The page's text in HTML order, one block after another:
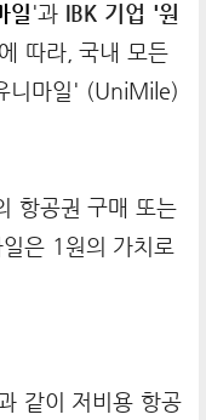
일 '과 IBK 기업 '원
따라, 국내 모든
니마일' (UniMile)
항공권 구매 또는
은 1원의 가치로
같이 저비용 항공